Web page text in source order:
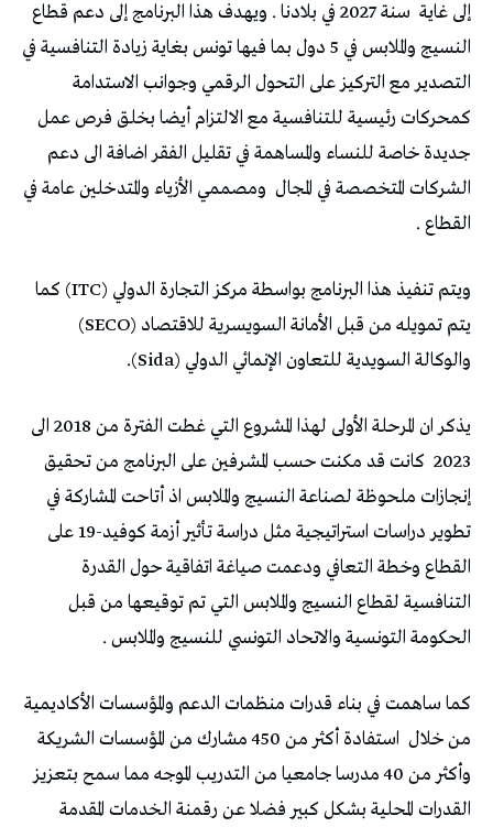
إلى غاية سنة 2027 في بلادنا .
ويهدف هذا البرنامج إلى دعم قطاع
النسيج والملابس في 5 دول بما فيها تونس بغاية زيادة التنافسية في
التصدير مع التركيز على التحول الرقمي وجوانب الاستدامة
كمحركات رئيسية للتنافسية مع الالتزام أيضا بخلق فرص عمل
جديدة خاصة للنساء والمساهمة في تقليل الفقر اضافة الى دعم
الشركات المتخصصة في المجال ومصممي الأزياء والمتدخلين عامة في
القطاع .
ويتم تنفيذ هذا البرنامج بواسطة مركز التجارة الدولي (ITC) كما
يتم تمويله من قبل الأمانة السويسرية للاقتصاد (SECO)
والوكالة السويدية للتعاون الإنمائي الدولي (Sida).
يذكر ان المرحلة الأولى لهذا المشروع التي غطت الفترة من 2018 الى
2023 كانت قد مكنت حسب المشرفين على البرنامج من تحقيق
إنجازات ملحوظة لصناعة النسيج والملابس اذ أتاحت المشاركة في
تطوير دراسات استراتيجية مثل دراسة تأثير أزمة كوفيد-19 على
القطاع وخطة التعافي ودعمت صياغة اتفاقية حول القدرة
التنافسية لقطاع النسيج والملابس التي تم توقيعها من قبل
الحكومة التونسية والاتحاد التونسي للنسيج والملابس .
كما ساهمت في بناء قدرات منظمات الدعم والمؤسسات الأكاديمية
من خلال
استفادة أكثر من 450 مشارك من المؤسسات الشريكة
وأكثر من 40 مدرسا جامعيا من التدريب الموجه مما سمح بتعزيز
القدرات المحلية بشكل كبير فضلا عن رقمنة الخدمات المقدمة